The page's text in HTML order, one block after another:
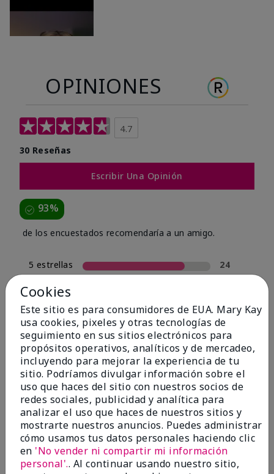
OPINIONES
4.7
30 Reseñas
Escribir Una Opinión
93%
de los encuestados recomendaría a un amigo.
5 estrellas
24
4 estrellas
3 estrellas
0
2 estrellas
2
1 estrella
0
Tipo De Piel
Filtrar
reseñas
por
Tipo
de
piel
Cookies
Este sitio es para consumidores de EUA. Mary Kay
usa cookies, pixeles y otras tecnologías de
seguimiento en sus sitios electrónicos para
propósitos operativos, analíticos y de mercadeo,
incluyendo para mejorar la experiencia de tu
sitio. Podríamos divulgar información sobre el
uso que haces del sitio con nuestros socios de
redes sociales, publicidad y analítica para
analizar el uso que haces de nuestros sitios y
mostrarte nuestros anuncios. Puedes administrar
cómo usamos tus datos personales haciendo clic
en 'No vender ni compartir mi información
personal'.. Al continuar usando nuestro sitio,